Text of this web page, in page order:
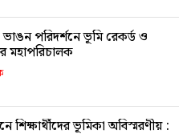
ভাঙন পরিদর্শনে ভূমি রেকর্ড ও
মহাপরিচালক
শিক্ষার্থীদের ভূমিকা অবিস্মরণীয় :